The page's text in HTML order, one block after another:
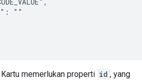
""
memerlukan properti id , yang